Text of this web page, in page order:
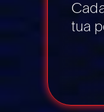
tua